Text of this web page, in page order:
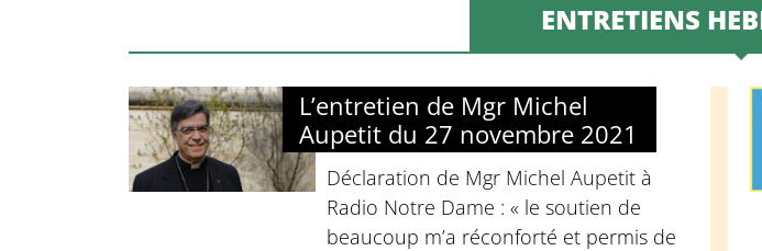
ENTRETIENS
L’entretien de Mgr Michel
Aupetit du 27 novembre 2021
Déclaration de Mgr Michel Aupetit à
Radio Notre Dame : « le soutien de
beaucoup m’a réconforté et permis de